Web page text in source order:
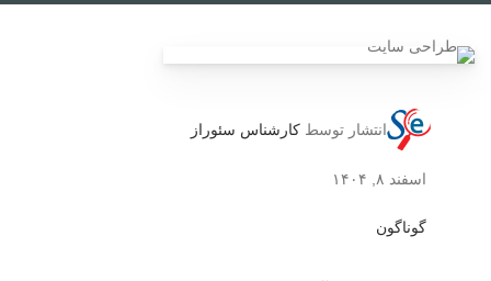
انتشار توسط کارشناس سئوراز
اسفند ۸, ۱۴۰۴
گوناگون